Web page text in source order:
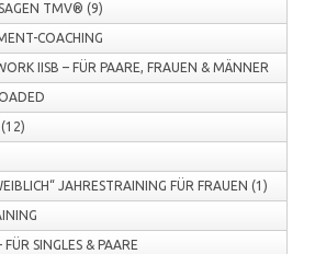
TMV® (9)
COACHING
IISB – FÜR PAARE, FRAUEN & MÄNNER
(12)
JAHRESTRAINING FÜR FRAUEN (1)
SINGLES & PAARE